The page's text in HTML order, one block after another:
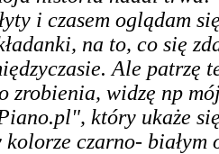
i czasem oglądam
na to, co się
Ale patrzę
zrobienia, widzę np
który ukaże
kolorze czarno-